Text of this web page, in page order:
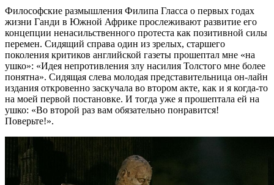
Философские размышления Филипа Гласса о первых годах
жизни Ганди в Южной Африке прослеживают развитие его
концепции ненасильственного протеста как позитивной силы
перемен. Сидящий справа один из зрелых, старшего
поколения критиков английской газеты прошептал мне «на
ушко»: «Идея непротивления злу насилия Толстого мне более
понятна». Сидящая слева молодая представительница он-лайн
издания откровенно заскучала во втором акте, как и я когда-то
на моей первой постановке. И тогда уже я прошептала ей на
ушко: «Во второй раз вам обязательно понравится!
Поверьте!».